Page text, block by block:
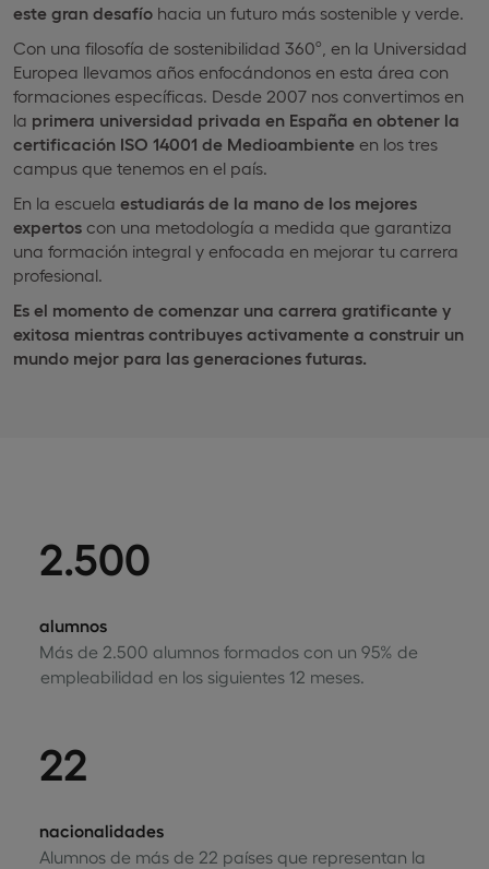
este gran desafío hacia un futuro más sostenible y verde.
Con una filosofía de sostenibilidad 360º, en la Universidad
Europea llevamos años enfocándonos en esta área con
formaciones específicas. Desde 2007 nos convertimos en
la primera universidad privada en España en obtener la
certificación ISO 14001 de Medioambiente en los tres
campus que tenemos en el país.
En la escuela estudiarás de la mano de los mejores
expertos con una metodología a medida que garantiza
una formación integral y enfocada en mejorar tu carrera
profesional.
Es el momento de comenzar una carrera gratificante y
exitosa mientras contribuyes activamente a construir un
mundo mejor para las generaciones futuras.
2.500
alumnos
Más de 2.500 alumnos formados con un 95% de
empleabilidad en los siguientes 12 meses.
22
nacionalidades
Alumnos de más de 22 países que representan la